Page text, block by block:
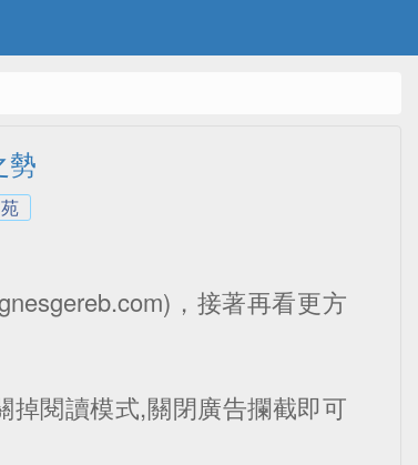
勢
，接著再看更方
閱讀模式,關閉廣告攔截即可